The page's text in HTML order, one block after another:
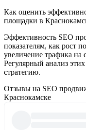
Как оценить
площадки в
Эффективность SEO
показателям, как рост
увеличение трафика
Регулярный анализ
стратегию.
Отзывы на SEO
Краснокамске